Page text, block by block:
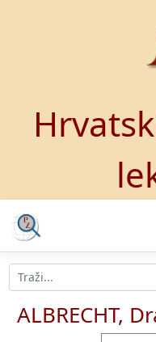
ALBRECHT,